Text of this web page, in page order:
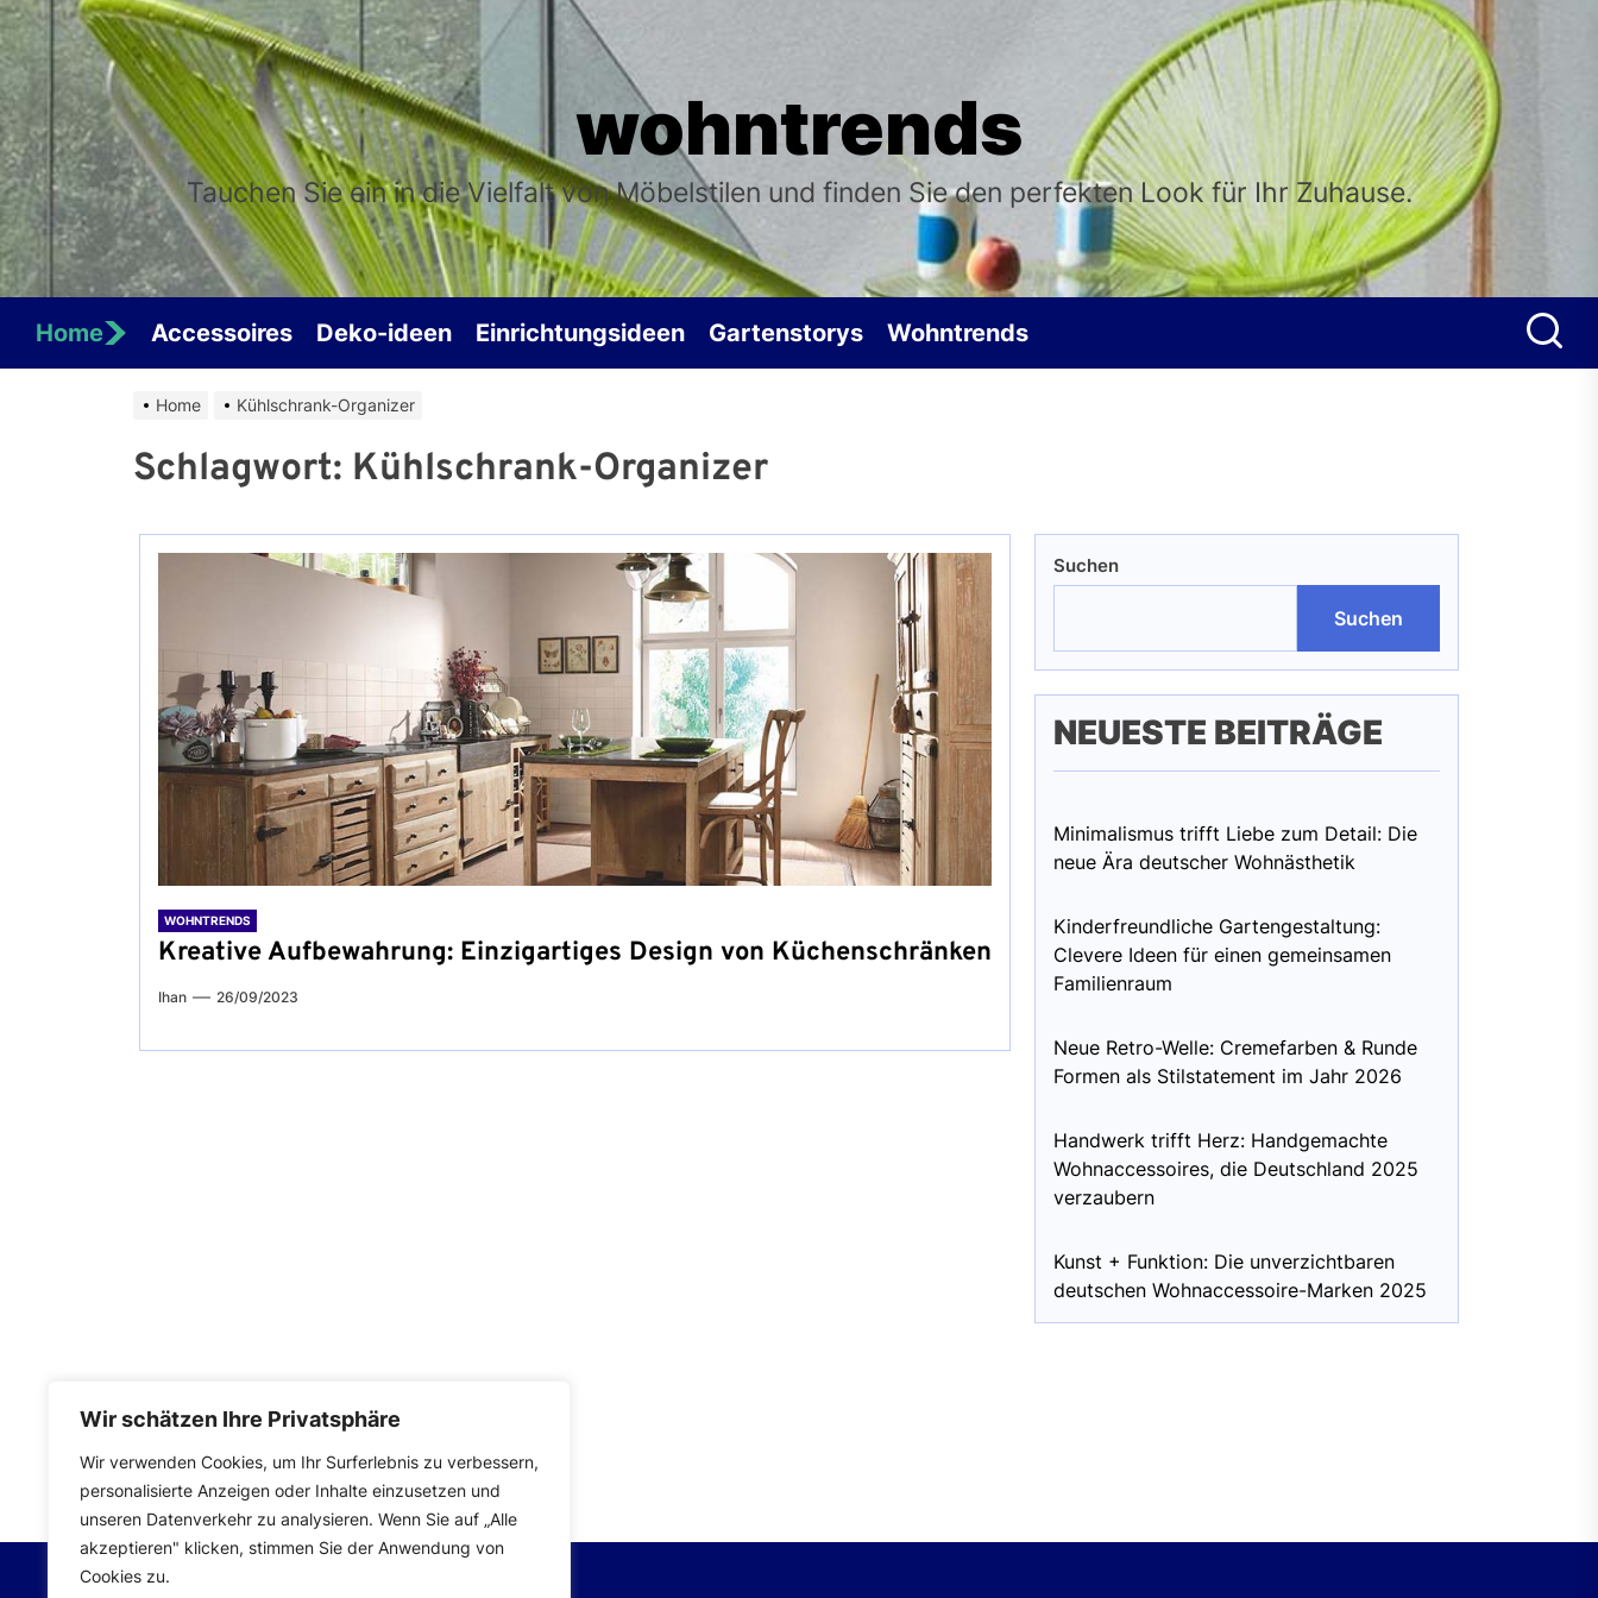
Wir schätzen Ihre Privatsphäre
Wir verwenden Cookies, um Ihr Surferlebnis zu verbessern,
personalisierte Anzeigen oder Inhalte einzusetzen und
unseren Datenverkehr zu analysieren. Wenn Sie auf „Alle
akzeptieren" klicken, stimmen Sie der Anwendung von
Cookies zu.
Skip
to
the
content
wohntrends
Tauchen Sie ein in die Vielfalt von Möbelstilen und finden Sie den perfekten Look für Ihr Zuhause.
Home Accessoires Deko-ideen Einrichtungsideen Gartenstorys Wohntrends
Home Kühlschrank-Organizer
Schlagwort: Kühlschrank-Organizer
WOHNTRENDS
Kreative Aufbewahrung: Einzigartiges Design von Küchenschränken
Ihan 26/09/2023
Suchen
Suchen
NEUESTE BEITRÄGE
Minimalismus trifft Liebe zum Detail: Die
neue Ära deutscher Wohnästhetik
Kinderfreundliche Gartengestaltung:
Clevere Ideen für einen gemeinsamen
Familienraum
Neue Retro-Welle: Cremefarben & Runde
Formen als Stilstatement im Jahr 2026
Handwerk trifft Herz: Handgemachte
Wohnaccessoires, die Deutschland 2025
verzaubern
Kunst + Funktion: Die unverzichtbaren
deutschen Wohnaccessoire-Marken 2025
Impressum| Datenschutzerklärung